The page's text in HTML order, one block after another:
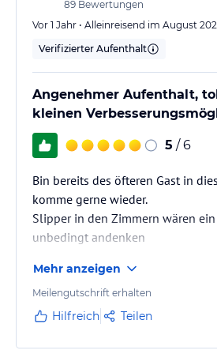
Gegen Gebühr:
• Ebenerdige, kameraüberwachte
• Wäscheservice
Hoteliers-/Veranstalter-/
ohne Gewähr und ohne Prüfung durch
lies vor der Buchung die verbindlichen
jeweiligen Veranstalters.
89 Bewertungen
Vor 1 Jahr • Alleinreisend im August
Verifizierter Aufenthalt
Angenehmer Aufenthalt,
kleinen
5 / 6
Bin bereits des öfteren Gast in
komme gerne wieder.
Slipper in den Zimmern wären ein
unbedingt andenken
Mehr anzeigen
Meilengutschrift erhalten
Hilfreich Teilen